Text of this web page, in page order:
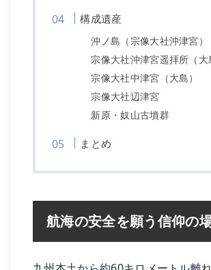
構成遺産
沖ノ島（宗像大社沖津宮）
宗像大社沖津宮遥拝所（大
宗像大社中津宮（大島）
宗像大社辺津宮
新原・奴山古墳群
まとめ
航海の安全を願う信仰の